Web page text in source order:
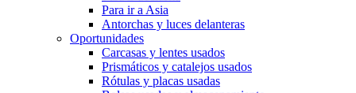
Para ir a Asia
Antorchas y luces delanteras
Oportunidades
Carcasas y lentes usados
Prismáticos y catalejos usados
Rótulas y placas usadas